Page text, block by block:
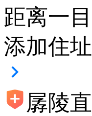
距离一
添加住址
孱陵